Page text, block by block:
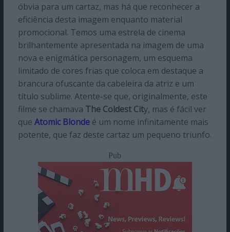
óbvia para um cartaz, mas há que reconhecer a
eficiência desta imagem enquanto material
promocional. Temos uma estrela de cinema
brilhantemente apresentada na imagem de uma
nova e enigmática personagem, um esquema
limitado de cores frias que coloca em destaque a
brancura ofuscante da cabeleira da atriz e um
título sublime. Atente-se que, originalmente, este
filme se chamava The Coldest City, mas é fácil ver
que Atomic Blondeé um nome infinitamente mais
potente, que faz deste cartaz um pequeno triunfo.
Pub